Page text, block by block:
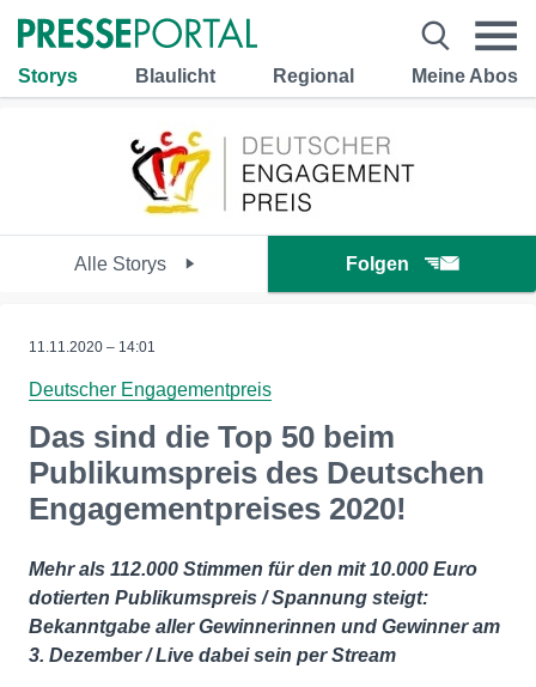
Storys Blaulicht Regional Meine Abos
Alle Storys Folgen
11.11.2020 – 14:01
Deutscher Engagementpreis
Das sind die Top 50 beim
Publikumspreis des Deutschen
Engagementpreises 2020!
Mehr als 112.000 Stimmen für den mit 10.000 Euro
dotierten Publikumspreis / Spannung steigt:
Bekanntgabe aller Gewinnerinnen und Gewinner am
3. Dezember / Live dabei sein per Stream